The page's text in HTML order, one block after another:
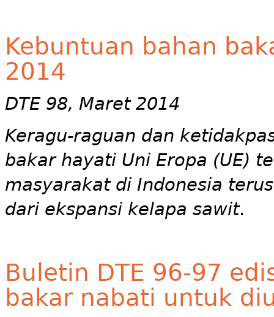
Kebuntuan bahan
2014
DTE 98, Maret 2014
Keragu-raguan dan
bakar hayati Uni Eropa (UE)
masyarakat di Indonesia
dari ekspansi kelapa sawit.
Buletin DTE 96-97
bakar nabati untuk